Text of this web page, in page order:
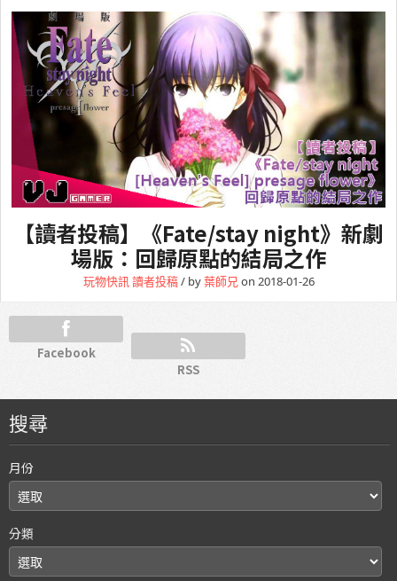
【讀者投稿】《Fate/stay night》新劇
場版：回歸原點的結局之作
玩物快訊讀者投稿/ by葉師兄on 2018-01-26
Facebook
RSS
搜尋
月份
分類